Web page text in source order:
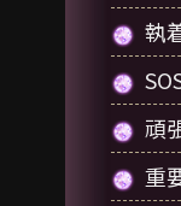
執
頑
重